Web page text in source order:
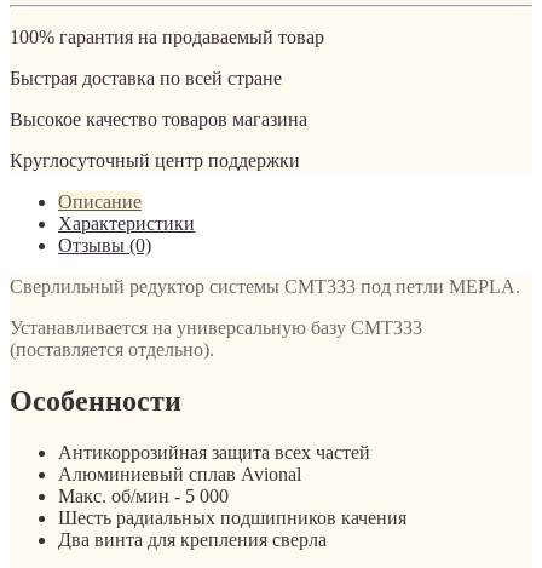
100% гарантия на продаваемый товар
Быстрая доставка по всей стране
Высокое качество товаров магазина
Круглосуточный центр поддержки
Описание
Характеристики
Отзывы (0)
Сверлильный редуктор системы CMT333 под петли MEPLA.
Устанавливается на универсальную базу CMT333
(поставляется отдельно).
Особенности
Антикоррозийная защита всех частей
Алюминиевый сплав Avional
Макс. об/мин - 5 000
Шесть радиальных подшипников качения
Два винта для крепления сверла